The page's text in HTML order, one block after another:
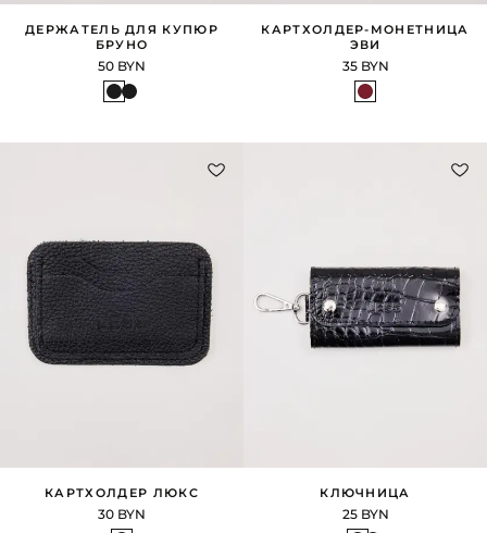
ДЕРЖАТЕЛЬ ДЛЯ КУПЮР
БРУНО
50 BYN
КАРТХОЛДЕР-МОНЕТНИЦА
ЭВИ
35 BYN
КАРТХОЛДЕР ЛЮКС
30 BYN
КЛЮЧНИЦА
25 BYN